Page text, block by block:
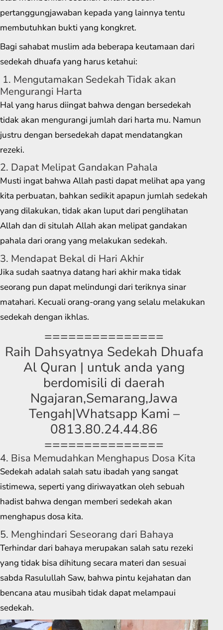
pertanggungjawaban kepada yang lainnya tentu
membutuhkan bukti yang kongkret.
Bagi sahabat muslim ada beberapa keutamaan dari
sedekah dhuafa yang harus ketahui:
1. Mengutamakan Sedekah Tidak akan
Mengurangi Harta
Hal yang harus diingat bahwa dengan bersedekah
tidak akan mengurangi jumlah dari harta mu. Namun
justru dengan bersedekah dapat mendatangkan
rezeki.
2. Dapat Melipat Gandakan Pahala
Musti ingat bahwa Allah pasti dapat melihat apa yang
kita perbuatan, bahkan sedikit apapun jumlah sedekah
yang dilakukan, tidak akan luput dari penglihatan
Allah dan di situlah Allah akan melipat gandakan
pahala dari orang yang melakukan sedekah.
3. Mendapat Bekal di Hari Akhir
Jika sudah saatnya datang hari akhir maka tidak
seorang pun dapat melindungi dari teriknya sinar
matahari. Kecuali orang-orang yang selalu melakukan
sedekah dengan ikhlas.
===============
Raih Dahsyatnya Sedekah Dhuafa
Al Quran | untuk anda yang
berdomisili di daerah
Ngajaran,Semarang,Jawa
Tengah|Whatsapp Kami –
0813.80.24.44.86
===============
4. Bisa Memudahkan Menghapus Dosa Kita
Sedekah adalah salah satu ibadah yang sangat
istimewa, seperti yang diriwayatkan oleh sebuah
hadist bahwa dengan memberi sedekah akan
menghapus dosa kita.
5. Menghindari Seseorang dari Bahaya
Terhindar dari bahaya merupakan salah satu rezeki
yang tidak bisa dihitung secara materi dan sesuai
sabda Rasulullah Saw, bahwa pintu kejahatan dan
bencana atau musibah tidak dapat melampaui
sedekah.